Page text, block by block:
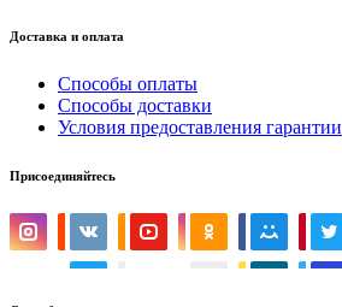
Доставка и оплата
Способы оплаты
Способы доставки
Условия предоставления гарантии
Присоединяйтесь